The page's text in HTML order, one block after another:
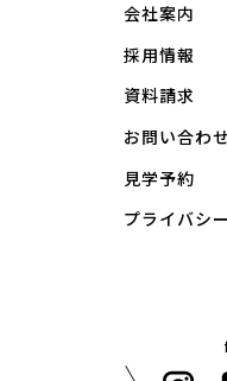
会社案内
採用情報
資料請求
お問い合わせ
見学予約
プライバシ